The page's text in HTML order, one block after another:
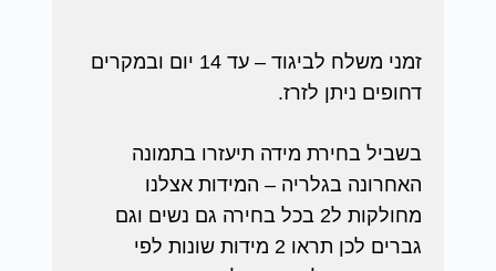
זמני משלח לביגוד – עד 14 יום ובמקרים
דחופים ניתן לזרז.
בשביל בחירת מידה תיעזרו בתמונה
האחרונה בגלריה – המידות אצלנו
מחולקות ל2 בכל בחירה גם נשים וגם
גברים לכן תראו 2 מידות שונות לפי